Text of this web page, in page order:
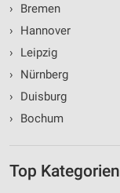
›
Bremen
›
Hannover
›
Leipzig
›
Nürnberg
›
Duisburg
›
Bochum
Top Kategorien